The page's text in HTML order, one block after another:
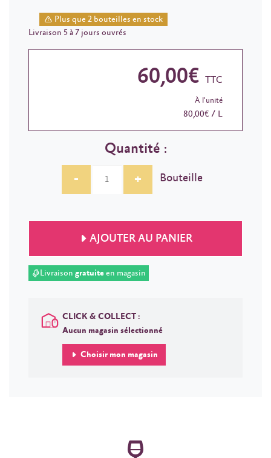
Plus que 2 bouteilles en stock
Livraison 5 à 7 jours ouvrés
60,00€ TTC
À l'unité
80,00€ / L
Quantité :
-
+ Bouteille
AJOUTER AU PANIER
Livraison gratuiteen magasin
CLICK & COLLECT :
Aucun magasin sélectionné
Choisir mon magasin